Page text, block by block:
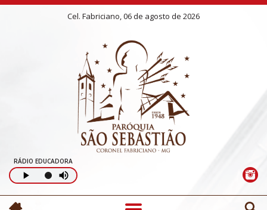
Cel. Fabriciano, 06 de agosto de 2026
RÁDIO EDUCADORA